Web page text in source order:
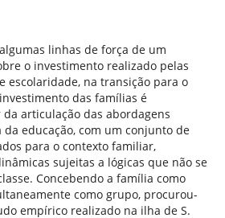
linhas de força de um
o investimento realizado pelas
escolaridade, na transição para o
das famílias é
articulação das abordagens
da educação, com um conjunto de
para o contexto familiar,
sujeitas a lógicas que não se
Concebendo a família como
como grupo, procurou-
empírico realizado na ilha de S.